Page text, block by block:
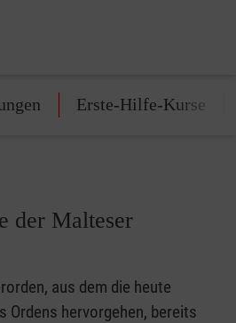
Erste-Hilfe-Kurse
der Malteser
aus dem die heute
Ordens hervorgehen, bereits